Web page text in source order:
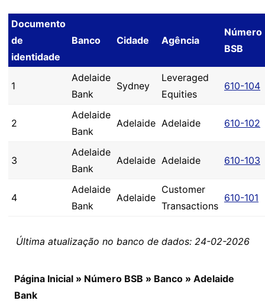
Documento
de
identidade
Banco Cidade Agência
Número
BSB
1
Adelaide
Bank
Sydney
Leveraged
Equities
610-104
2
Adelaide
Bank
Adelaide Adelaide 610-102
3
Adelaide
Bank
Adelaide Adelaide 610-103
4
Adelaide
Bank
Adelaide
Customer
Transactions
610-101
Última atualização no banco de dados: 24-02-2026
Página Inicial » Número BSB » Banco » Adelaide
Bank